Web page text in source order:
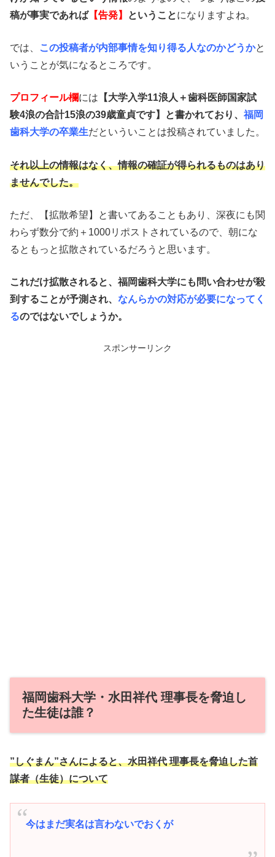
稿が事実であれば【告発】 ということになりますよね。
では、 この投稿者が内部事情を知り得る人なのかどうかと
いうことが気になるところです。
プロフィール欄には 【大学入学11浪人＋歯科医師国家試
験4浪の合計15浪の39歳童貞です】と書かれており、 福岡
歯科大学の卒業生だといういことは投稿されていました。
それ以上の情報はなく、情報の確証が得られるものはあり
ませんでした。
ただ、【拡散希望】と書いてあることもあり、深夜にも関
わらず数分で約＋1000リポストされているので、朝にな
るともっと拡散されているだろうと思います。
これだけ拡散されると、福岡歯科大学にも問い合わせが殺
到することが予測され、 なんらかの対応が必要になってく
るのではないでしょうか。
スポンサーリンク
福岡歯科大学・水田祥代 理事長を脅迫し
た生徒は誰？
”しぐまん”さんによると、水田祥代 理事長を脅迫した首
謀者（生徒）について
今はまだ実名は言わないでおくが